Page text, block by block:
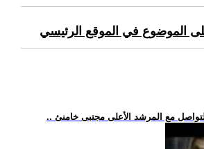
الموضوع في الموقع الرئيسي
التواصل مع المرشد الأعلى مجتبى خامنئ